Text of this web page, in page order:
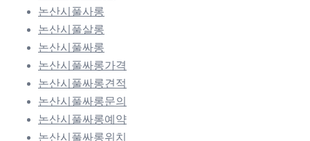
논산시풀사롱
논산시풀살롱
논산시풀싸롱
논산시풀싸롱가격
논산시풀싸롱견적
논산시풀싸롱문의
논산시풀싸롱예약
논산시풀싸롱위치